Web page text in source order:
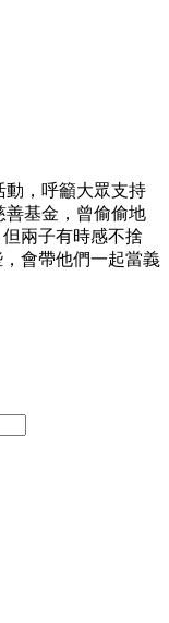
動，呼籲大眾支持
善基金，曾偷偷地
兩子有時感不捨
會帶他們一起當義